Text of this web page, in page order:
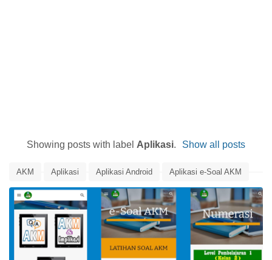
Showing posts with label Aplikasi. Show all posts
AKM Aplikasi Aplikasi Android Aplikasi e-Soal AKM
Asesmen Kompetensi Minimum Asesmen Nasional
Edunews Pusat Asesmen dan Pembelajaran